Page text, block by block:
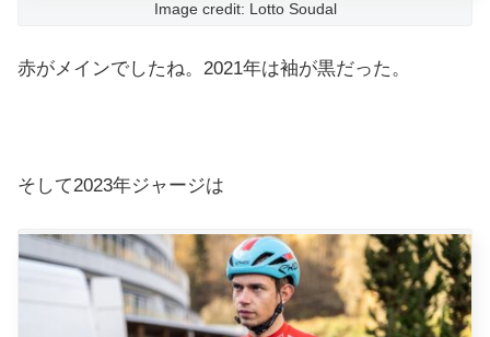
Image credit: Lotto Soudal
赤がメインでしたね。2021年は袖が黒だった。
そして2023年ジャージは